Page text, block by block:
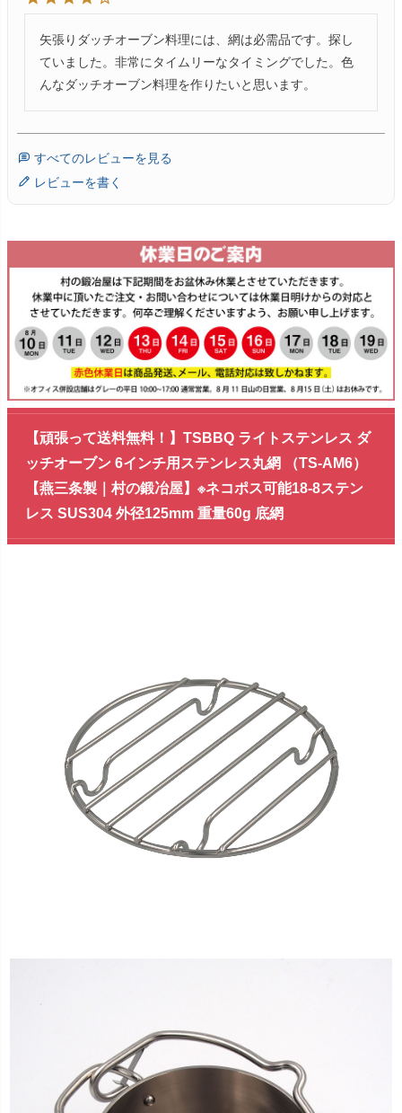
矢張りダッチオーブン料理には、網は必需品です。探し
ていました。非常にタイムリーなタイミングでした。色
すべてのレビューを見る
レビューを書く
【頑張って送料無料！】TSBBQ ライトステンレス ダ
ッチオーブン 6インチ用ステンレス丸網 （TS-AM6）
【燕三条製｜村の鍛冶屋】※ネコポス可能18-8ステン
レス SUS304 外径125mm 重量60g 底網